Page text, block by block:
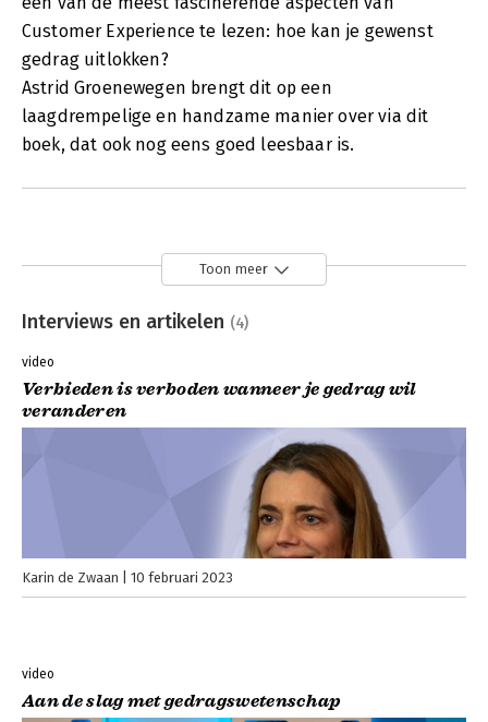
Customer Experience te lezen: hoe kan je gewenst
gedrag uitlokken?
Astrid Groenewegen brengt dit op een
laagdrempelige en handzame manier over via dit
boek, dat ook nog eens goed leesbaar is.
Toon meer
Interviews en artikelen (4)
video
Verbieden is verboden wanneer je gedrag wil
veranderen
Karin de Zwaan 10 februari 2023
video
Aan de slag met gedragswetenschap